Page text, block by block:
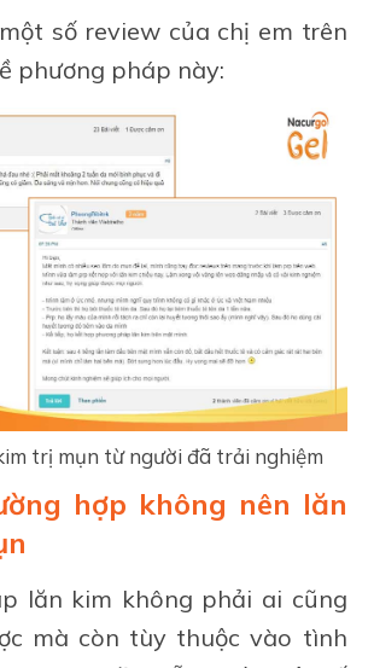
số review của chị em trên
phương pháp này:
trị mụn từ người đã trải nghiệm
hợp không nên lăn
lăn kim không phải ai cũng
mà còn tùy thuộc vào tình